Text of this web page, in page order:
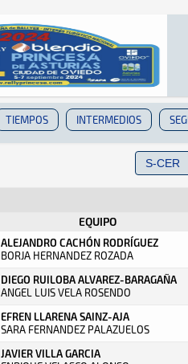
TIEMPOS INTERMEDIOS
EQUIPO
ALEJANDRO CACHÓN RODRÍGUEZ
BORJA HERNANDEZ ROZADA
DIEGO RUILOBA ALVAREZ-BARAGAÑA
ANGEL LUIS VELA ROSENDO
EFREN LLARENA SAINZ-AJA
SARA FERNANDEZ PALAZUELOS
JAVIER VILLA GARCIA